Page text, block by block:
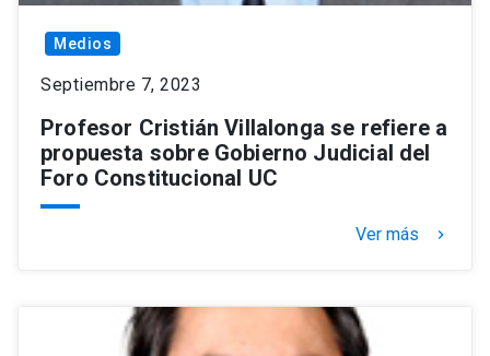
Medios
Septiembre 7, 2023
Profesor Cristián Villalonga se refiere a
propuesta sobre Gobierno Judicial del
Foro Constitucional UC
Ver más keyboard_arrow_right